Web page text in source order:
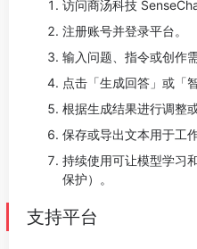
访问商汤科技
注册账号并登录平台。
输入问题、指令或创作需
点击「生成回答」或「
根据生成结果进行调整或
保存或导出文本用于工
持续使用可让模型学习
保护）。
支持平台